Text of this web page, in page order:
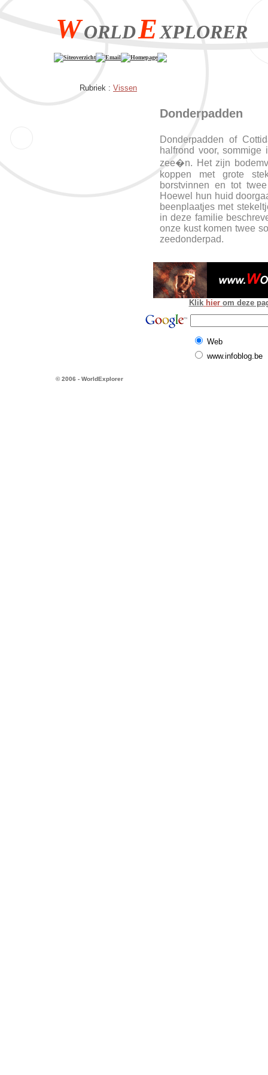
WORLDEXPLORER
Siteoverzicht Email Homepage
Rubriek : Vissen
Donderpadden
Donderpadden of
halfrond voor,
zee�n. Het zijn
koppen met grote
borstvinnen en tot
Hoewel hun huid
beenplaatjes met
in deze familie
onze kust komen twee
zeedonderpad.
Klik hier om deze
Web
www.infoblog.be
© 2006 - WorldExplorer